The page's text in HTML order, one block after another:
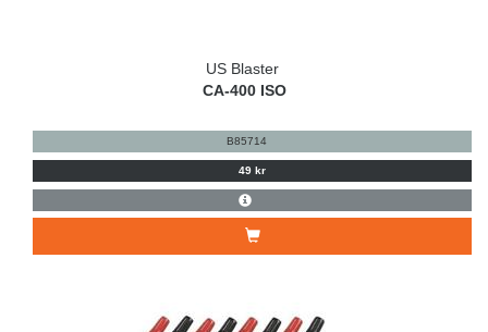
US Blaster
CA-400 ISO
B85714
49 kr